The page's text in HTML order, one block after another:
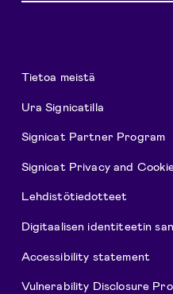
Tietoa meistä
Ura Signicatilla
Signicat Partner Program
Signicat Privacy and
Lehdistötiedotteet
Digitaalisen identiteetin
Accessibility statement
Vulnerability Disclosure